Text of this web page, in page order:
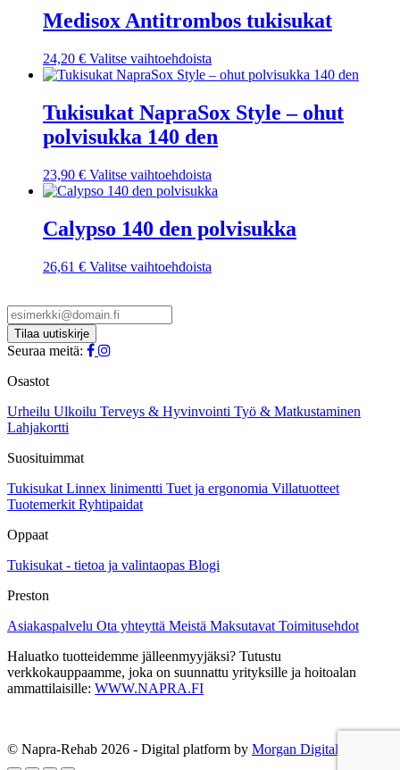
Medisox Antitrombos tukisukat
24,20 € Valitse vaihtoehdoista
tuotteella
useampi
muunnelma.
Voit
tuotteen
sivulla.
Tukisukat NapraSox Style – ohut
polvisukka 140 den
23,90 € Valitse vaihtoehdoista
tuotteella
useampi
muunnelma.
tehdä
Calypso 140 den polvisukka
26,61 € Valitse vaihtoehdoista
sivulla.
Seuraa meitä:
Osastot
Urheilu Ulkoilu Terveys & Hyvinvointi Työ & Matkustaminen
Lahjakortti
Suosituimmat
Tukisukat Linnex linimentti Tuet ja ergonomia Villatuotteet
Tuotemerkit Ryhtipaidat
Oppaat
Tukisukat - tietoa ja valintaopas Blogi
Preston
Asiakaspalvelu Ota yhteyttä Meistä Maksutavat Toimitusehdot
Haluatko tuotteidemme jälleenmyyjäksi? Tutustu
verkkokauppaamme, joka on suunnattu yrityksille ja hoitoalan
ammattilaisille: WWW.NAPRA.FI
© Napra-Rehab 2026 - Digital platform by Morgan Digital Oy